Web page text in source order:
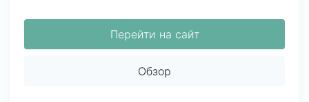
Перейти на сайт
Обзор